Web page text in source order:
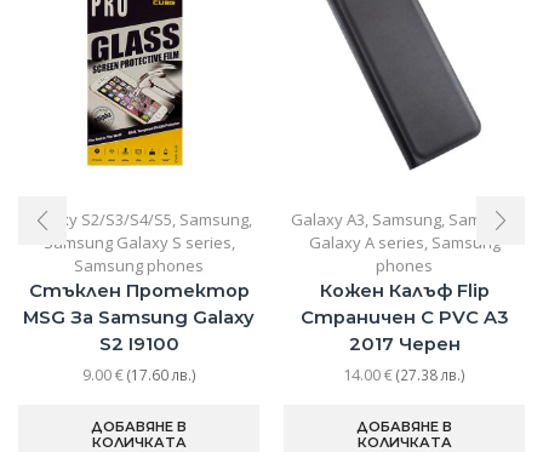
Galaxy S2/S3/S4/S5, Samsung,
Samsung Galaxy S series,
Samsung phones
Стъклен Протектор
MSG За Samsung Galaxy
S2 I9100
9.00€(17.60 лв.)
ДОБАВЯНЕ В
КОЛИЧКАТА
Galaxy A3, Samsung, Samsung
Galaxy A series, Samsung
phones
Кожен Калъф Flip
Страничен С PVC A3
2017 Черен
14.00€(27.38 лв.)
ДОБАВЯНЕ В
КОЛИЧКАТА